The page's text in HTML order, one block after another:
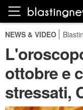
NEWS & VIDEO
ottobre e
stressati,